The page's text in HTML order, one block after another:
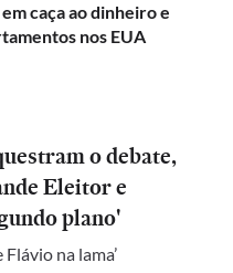
caça ao dinheiro e
nos EUA
o debate,
Eleitor e
plano'
Flávio na lama’